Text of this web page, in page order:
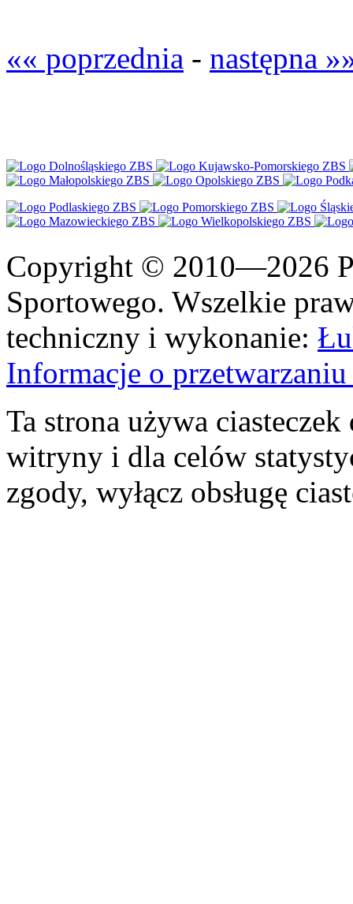
«« poprzednia - następna
Copyright © 2010—2026
Sportowego. Wszelkie
techniczny i wykonanie:
Informacje o
Ta strona używa
witryny i dla celów
zgody, wyłącz obsługę